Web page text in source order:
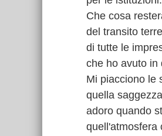
Che cosa
del transito
di tutte le
che ho avuto in
Mi piacciono le
quella
adoro quando
quell'atmosfera